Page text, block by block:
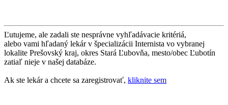
Ľutujeme, ale zadali ste nesprávne vyhľadávacie kritériá,
alebo vami hľadaný lekár v špecializácii Internista vo vybranej
lokalite Prešovský kraj, okres Stará Ľubovňa, mesto/obec Ľubotín
zatiaľ nieje v našej databáze.
Ak ste lekár a chcete sa zaregistrovať, kliknite sem